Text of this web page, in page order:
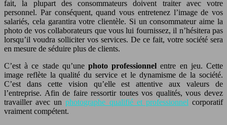
fait, la plupart des consommateurs doivent traiter avec votre
personnel. Par conséquent, quand vous entretenez l’image de vos
salariés, cela garantira votre clientèle. Si un consommateur aime la
photo de vos collaborateurs que vous lui fournissez, il n’hésitera pas
lorsqu’il voudra solliciter vos services. De ce fait, votre société sera
en mesure de séduire plus de clients.
C’est à ce stade qu’une photo professionnel entre en jeu. Cette
image reflète la qualité du service et le dynamisme de la société.
C’est dans cette vision qu’elle est attentive aux valeurs de
l’entreprise. Afin de faire ressortir toutes vos qualités, vous devez
travailler avec unphotographe qualifié et professionnel corporatif
vraiment compétent.